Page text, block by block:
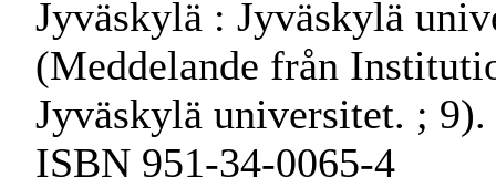
Jyväskylä : Jyväskylä
(Meddelande från
Jyväskylä universitet. ; 9).
ISBN 951-34-0065-4